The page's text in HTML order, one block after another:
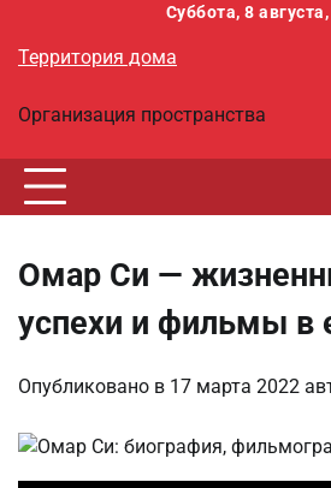
содержимому
Суббота, 8
Территория дома
Организация пространства
Омар Си —
успехи и фильмы в
Опубликовано в 17 марта 2022